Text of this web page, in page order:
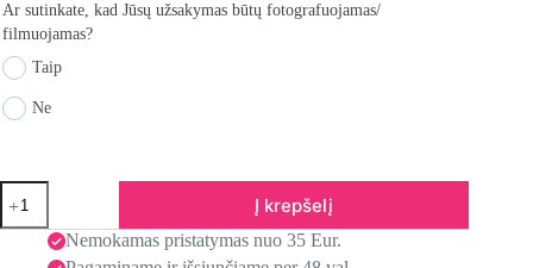
Ar sutinkate, kad Jūsų užsakymas būtų fotografuojamas/
filmuojamas?
Taip
Ne
Į krepšelį
Nemokamas pristatymas nuo 35 Eur.